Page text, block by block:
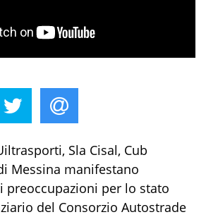
Sla Cisal, Cub
Messina manifestano
preoccupazioni per lo stato
del Consorzio Autostrade